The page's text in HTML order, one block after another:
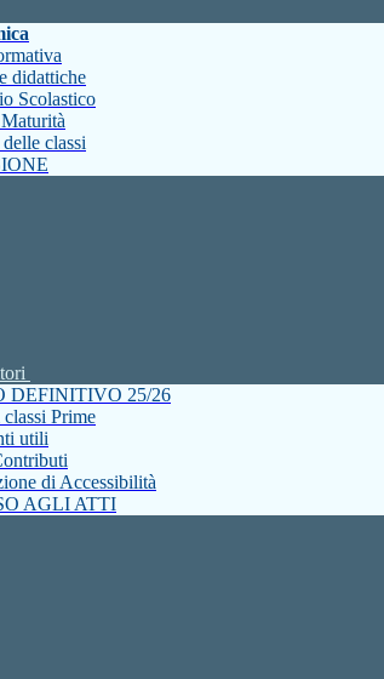
didattiche
Scolastico
classi
DEFINITIVO 25/26
Prime
utili
di Accessibilità
AGLI ATTI